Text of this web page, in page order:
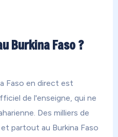
Burkina Faso ?
Faso en direct est
de l'enseigne, qui ne
Des milliers de
partout au Burkina Faso